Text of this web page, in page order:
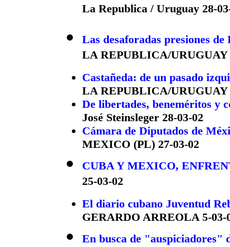
La Republica / Uruguay 28-
Las desaforadas presiones
LA REPUBLICA/URUGUAY
Castañeda: de un pasado
LA REPUBLICA/URUGUAY
De libertades, beneméritos y
José Steinsleger 28-03-02
Cámara de Diputados de
MEXICO (PL) 27-03-02
CUBA Y MEXICO,
25-03-02
El diario cubano Juventud
GERARDO ARREOLA 5-03-
En busca de "auspiciadores"